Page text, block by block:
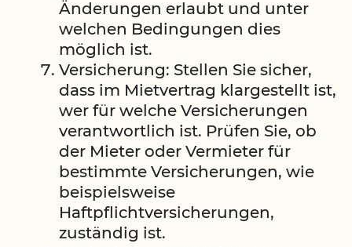
Änderungen erlaubt und unter
welchen Bedingungen dies
möglich ist.
Versicherung: Stellen Sie sicher,
dass im Mietvertrag klargestellt ist,
wer für welche Versicherungen
verantwortlich ist. Prüfen Sie, ob
der Mieter oder Vermieter für
bestimmte Versicherungen, wie
beispielsweise
Haftpflichtversicherungen,
zuständig ist.